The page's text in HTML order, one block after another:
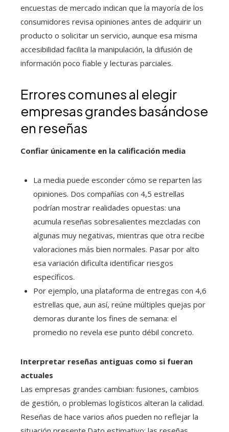
encuestas de mercado indican que la mayoría de los
consumidores revisa opiniones antes de adquirir un
producto o solicitar un servicio, aunque esa misma
accesibilidad facilita la manipulación, la difusión de
información poco fiable y lecturas parciales.
Errores comunes al elegir
empresas grandes basándose
en reseñas
Confiar únicamente en la calificación media
La media puede esconder cómo se reparten las
opiniones. Dos compañías con 4,5 estrellas
podrían mostrar realidades opuestas: una
acumula reseñas sobresalientes mezcladas con
algunas muy negativas, mientras que otra recibe
valoraciones más bien normales. Pasar por alto
esa variación dificulta identificar riesgos
específicos.
Por ejemplo, una plataforma de entregas con 4,6
estrellas que, aun así, reúne múltiples quejas por
demoras durante los fines de semana: el
promedio no revela ese punto débil concreto.
Interpretar reseñas antiguas como si fueran
actuales
Las empresas grandes cambian: fusiones, cambios
de gestión, o problemas logísticos alteran la calidad.
Reseñas de hace varios años pueden no reflejar la